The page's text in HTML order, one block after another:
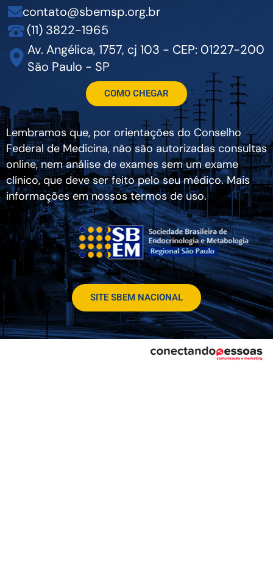
contato@sbemsp.org.br
(11) 3822-1965
Av. Angélica, 1757, cj 103 - CEP: 01227-200
São Paulo - SP
COMO CHEGAR
Lembramos que, por orientações do Conselho
Federal de Medicina, não são autorizadas consultas
online, nem análise de exames sem um exame
clínico, que deve ser feito pelo seu médico. Mais
informações em nossos termos de uso.
SITE SBEM NACIONAL